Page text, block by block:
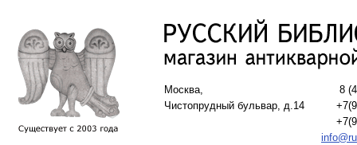
Москва,
Чистопрудный бульвар, д.14
8